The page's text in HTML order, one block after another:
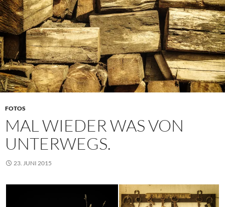
FOTOS
MAL WIEDER WAS VON
UNTERWEGS.
23. JUNI 2015